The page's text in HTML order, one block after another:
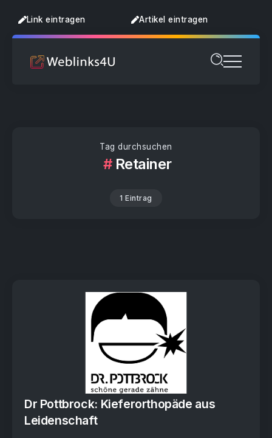
Link eintragen Artikel eintragen
Tag durchsuchen
Retainer
1 Eintrag
Dr Pottbrock: Kieferorthopäde aus
Leidenschaft